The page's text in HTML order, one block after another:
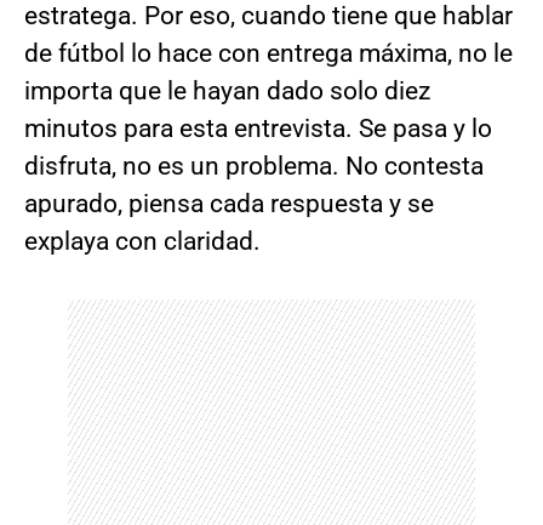
estratega. Por eso, cuando tiene que hablar
de fútbol lo hace con entrega máxima, no le
importa que le hayan dado solo diez
minutos para esta entrevista. Se pasa y lo
disfruta, no es un problema. No contesta
apurado, piensa cada respuesta y se
explaya con claridad.